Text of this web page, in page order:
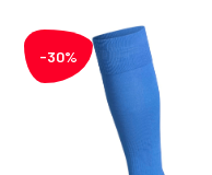
-30%